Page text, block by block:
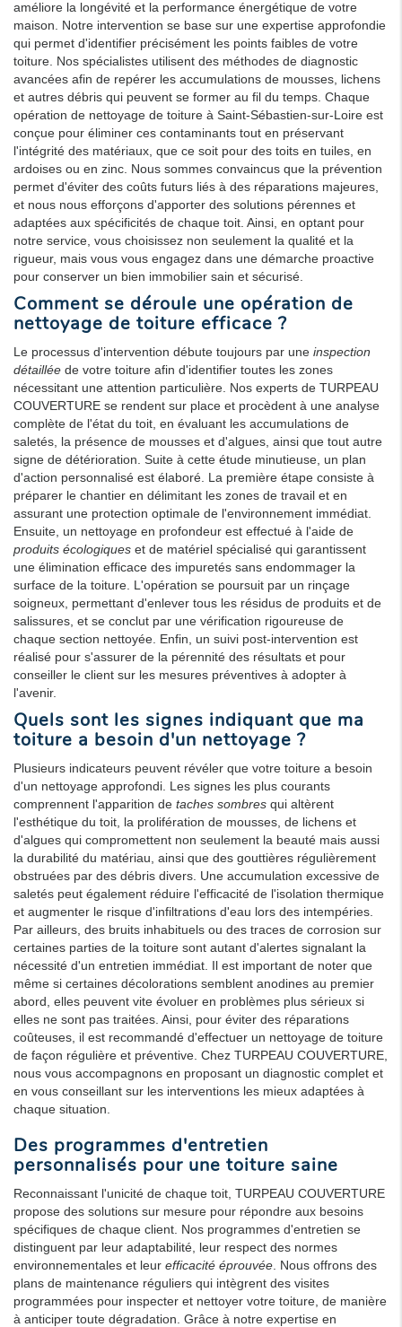
améliore la longévité et la performance énergétique de votre
maison. Notre intervention se base sur une expertise approfondie
qui permet d'identifier précisément les points faibles de votre
toiture. Nos spécialistes utilisent des méthodes de diagnostic
avancées afin de repérer les accumulations de mousses, lichens
et autres débris qui peuvent se former au fil du temps. Chaque
opération de nettoyage de toiture à Saint-Sébastien-sur-Loire est
conçue pour éliminer ces contaminants tout en préservant
l'intégrité des matériaux, que ce soit pour des toits en tuiles, en
ardoises ou en zinc. Nous sommes convaincus que la prévention
permet d'éviter des coûts futurs liés à des réparations majeures,
et nous nous efforçons d'apporter des solutions pérennes et
adaptées aux spécificités de chaque toit. Ainsi, en optant pour
notre service, vous choisissez non seulement la qualité et la
rigueur, mais vous vous engagez dans une démarche proactive
pour conserver un bien immobilier sain et sécurisé.
Comment se déroule une opération de
nettoyage de toiture efficace ?
Le processus d'intervention débute toujours par une inspection
détaillée de votre toiture afin d'identifier toutes les zones
nécessitant une attention particulière. Nos experts de TURPEAU
COUVERTURE se rendent sur place et procèdent à une analyse
complète de l'état du toit, en évaluant les accumulations de
saletés, la présence de mousses et d'algues, ainsi que tout autre
signe de détérioration. Suite à cette étude minutieuse, un plan
d'action personnalisé est élaboré. La première étape consiste à
préparer le chantier en délimitant les zones de travail et en
assurant une protection optimale de l'environnement immédiat.
Ensuite, un nettoyage en profondeur est effectué à l'aide de
produits écologiques et de matériel spécialisé qui garantissent
une élimination efficace des impuretés sans endommager la
surface de la toiture. L'opération se poursuit par un rinçage
soigneux, permettant d'enlever tous les résidus de produits et de
salissures, et se conclut par une vérification rigoureuse de
chaque section nettoyée. Enfin, un suivi post-intervention est
réalisé pour s'assurer de la pérennité des résultats et pour
conseiller le client sur les mesures préventives à adopter à
l'avenir.
Quels sont les signes indiquant que ma
toiture a besoin d'un nettoyage ?
Plusieurs indicateurs peuvent révéler que votre toiture a besoin
d'un nettoyage approfondi. Les signes les plus courants
comprennent l'apparition de taches sombres qui altèrent
l'esthétique du toit, la prolifération de mousses, de lichens et
d'algues qui compromettent non seulement la beauté mais aussi
la durabilité du matériau, ainsi que des gouttières régulièrement
obstruées par des débris divers. Une accumulation excessive de
saletés peut également réduire l'efficacité de l'isolation thermique
et augmenter le risque d'infiltrations d'eau lors des intempéries.
Par ailleurs, des bruits inhabituels ou des traces de corrosion sur
certaines parties de la toiture sont autant d'alertes signalant la
nécessité d'un entretien immédiat. Il est important de noter que
même si certaines décolorations semblent anodines au premier
abord, elles peuvent vite évoluer en problèmes plus sérieux si
elles ne sont pas traitées. Ainsi, pour éviter des réparations
coûteuses, il est recommandé d'effectuer un nettoyage de toiture
de façon régulière et préventive. Chez TURPEAU COUVERTURE,
nous vous accompagnons en proposant un diagnostic complet et
en vous conseillant sur les interventions les mieux adaptées à
chaque situation.
Des programmes d'entretien
personnalisés pour une toiture saine
Reconnaissant l'unicité de chaque toit, TURPEAU COUVERTURE
propose des solutions sur mesure pour répondre aux besoins
spécifiques de chaque client. Nos programmes d'entretien se
distinguent par leur adaptabilité, leur respect des normes
environnementales et leur efficacité éprouvée . Nous offrons des
plans de maintenance réguliers qui intègrent des visites
programmées pour inspecter et nettoyer votre toiture, de manière
à anticiper toute dégradation. Grâce à notre expertise en